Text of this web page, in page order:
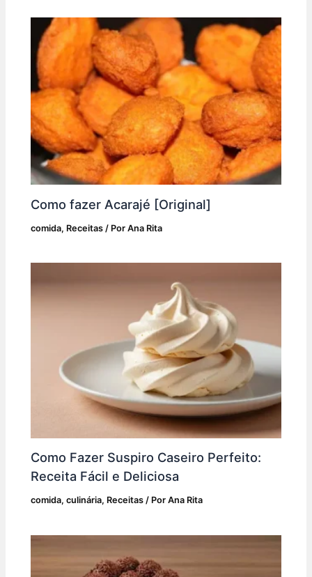
Como fazer Acarajé [Original]
comida, Receitas / PorAna Rita
Como Fazer Suspiro Caseiro Perfeito:
Receita Fácil e Deliciosa
comida,culinária, Receitas / PorAna Rita